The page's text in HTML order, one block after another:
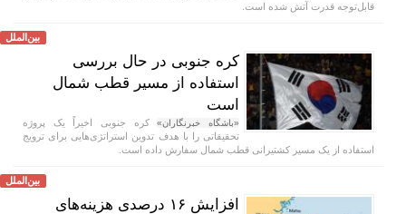
قابل‌توجه قدرت آتش شده است.
بین‌الملل
کره جنوبی در حال بررسی
استفاده از مسیر قطب شمال
است
«باشگاه خبرنگاران»کره جنوبی اخیراً یک پروژه
تحقیقاتی را با هدف تدوین استراتژی‌هایی برای ترویج
استفاده از یک مسیر کشتیرانی قطب شمال سفارش داده است.
بین‌الملل
افزایش ۱۶ درصدی هزینه‌های